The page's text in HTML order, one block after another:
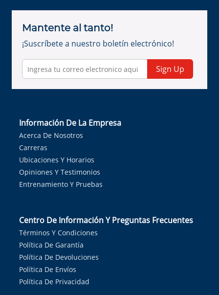
Mantente al tanto!
¡Suscríbete a nuestro boletín electrónico!
Sign Up
Información De La Empresa
Acerca De Nosotros
Carreras
Ubicaciones Y Horarios
Opiniones Y Testimonios
Entrenamiento Y Pruebas
Centro De Información Y Preguntas Frecuentes
Términos Y Condiciones
Política De Garantía
Política De Devoluciones
Política De Envíos
Política De Privacidad